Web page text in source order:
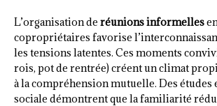
L’organisation de réunions informelles
copropriétaires favorise
les tensions latentes. Ces moments
rois, pot de rentrée) créent un climat
à la compréhension mutuelle. Des études
sociale démontrent que la familiarité